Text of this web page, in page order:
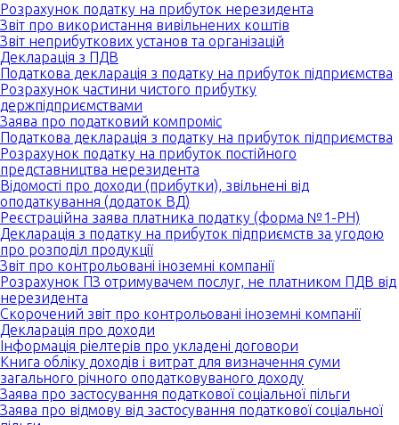
Розрахунок податку на прибуток нерезидента
Звіт про використання вивільнених коштів
Звіт неприбуткових установ та організацій
Декларація з ПДВ
Податкова декларація з податку на прибуток підприємства
Розрахунок частини чистого прибутку
держпідприємствами
Заява про податковий компроміс
Податкова декларація з податку на прибуток підприємства
Розрахунок податку на прибуток постійного
представництва нерезидента
Відомості про доходи (прибутки), звільнені від
оподаткування (додаток ВД)
Реєстраційна заява платника податку (форма №1-РН)
Декларація з податку на прибуток підприємств за угодою
про розподіл продукції
Звіт про контрольовані іноземні компанії
Розрахунок ПЗ отримувачем послуг, не платником ПДВ від
нерезидента
Скорочений звіт про контрольовані іноземні компанії
Декларація про доходи
Інформація ріелтерів про укладені договори
Книга обліку доходів і витрат для визначення суми
загального річного оподатковуваного доходу
Заява про застосування податкової соціальної пільги
Заява про відмову від застосування податкової соціальної